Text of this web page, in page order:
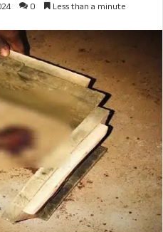
0 Less than a minute